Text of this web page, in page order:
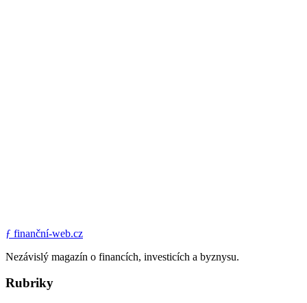
ƒ finanční-web.cz
Nezávislý magazín o financích, investicích a byznysu.
Rubriky